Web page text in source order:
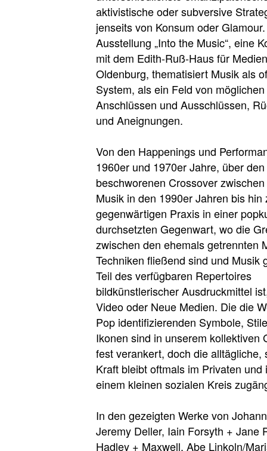
aktivistische oder subversive
jenseits von Konsum oder
Ausstellung „Into the Music“, eine
mit dem Edith-Ruß-Haus für
Oldenburg, thematisiert Musik als
System, als ein Feld von möglichen
Anschlüssen und Ausschlüssen,
und Aneignungen.
Von den Happenings und
1960er und 1970er Jahre, über
beschworenen Crossover
Musik in den 1990er Jahren bis hin
gegenwärtigen Praxis in einer
durchsetzten Gegenwart, wo die
zwischen den ehemals getrennten
Techniken fließend sind und Musik
Teil des verfügbaren Repertoires
bildkünstlerischer Ausdruckmittel
Video oder Neue Medien. Die die
Pop identifizierenden Symbole,
Ikonen sind in unserem kollektiven
fest verankert, doch die alltägliche,
Kraft bleibt oftmals im Privaten und
einem kleinen sozialen Kreis
In den gezeigten Werke von
Jeremy Deller, Iain Forsyth + Jane
Hadley + Maxwell, Abe Linkoln/